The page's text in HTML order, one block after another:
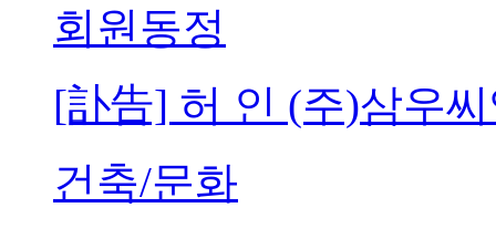
회원동정
[訃告] 허 인 (주)삼우
건축/문화